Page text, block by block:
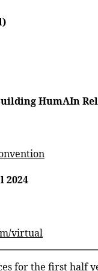
HumAIn
2024
virtual
for the first half